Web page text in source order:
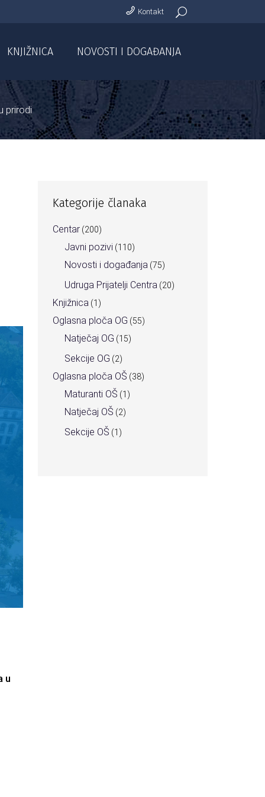
Kontakt
KNJIŽNICA NOVOSTI I DOGAĐANJA
prirodi
u
Kategorije članaka
Centar(200)
Javni pozivi (110)
Novosti i događanja (75)
Udruga Prijatelji Centra (20)
Knjižnica (1)
Oglasna ploča OG (55)
Natječaj OG (15)
Sekcije OG (2)
Oglasna ploča OŠ (38)
Maturanti OŠ (1)
Natječaj OŠ (2)
Sekcije OŠ (1)